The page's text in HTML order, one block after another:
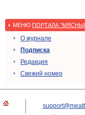
МЕНЮ ПОРТАЛА
О журнале
Подписка
Редакция
Свежий номер